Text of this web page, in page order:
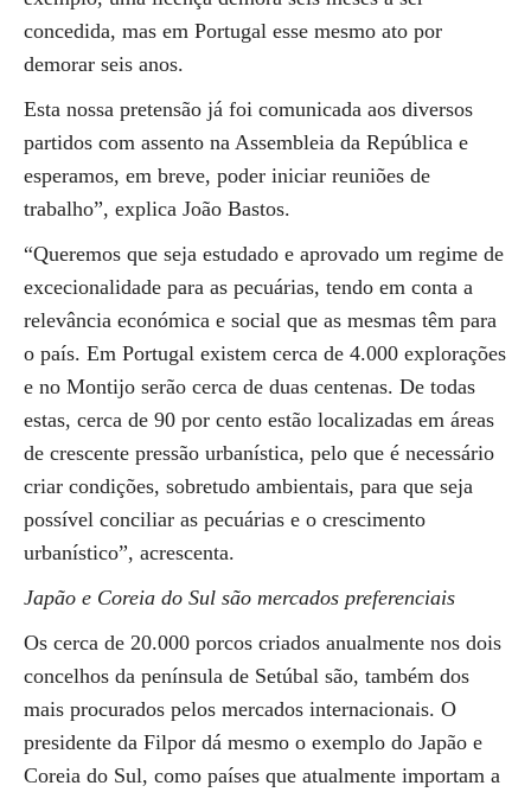
concedida, mas em Portugal esse mesmo ato por
demorar seis anos.
Esta nossa pretensão já foi comunicada aos diversos
partidos com assento na Assembleia da República e
esperamos, em breve, poder iniciar reuniões de
trabalho”, explica João Bastos.
“Queremos que seja estudado e aprovado um regime de
excecionalidade para as pecuárias, tendo em conta a
relevância económica e social que as mesmas têm para
o país. Em Portugal existem cerca de 4.000 explorações
e no Montijo serão cerca de duas centenas. De todas
estas, cerca de 90 por cento estão localizadas em áreas
de crescente pressão urbanística, pelo que é necessário
criar condições, sobretudo ambientais, para que seja
possível conciliar as pecuárias e o crescimento
urbanístico”, acrescenta.
Japão e Coreia do Sul são mercados preferenciais
Os cerca de 20.000 porcos criados anualmente nos dois
concelhos da península de Setúbal são, também dos
mais procurados pelos mercados internacionais. O
presidente da Filpor dá mesmo o exemplo do Japão e
Coreia do Sul, como países que atualmente importam a